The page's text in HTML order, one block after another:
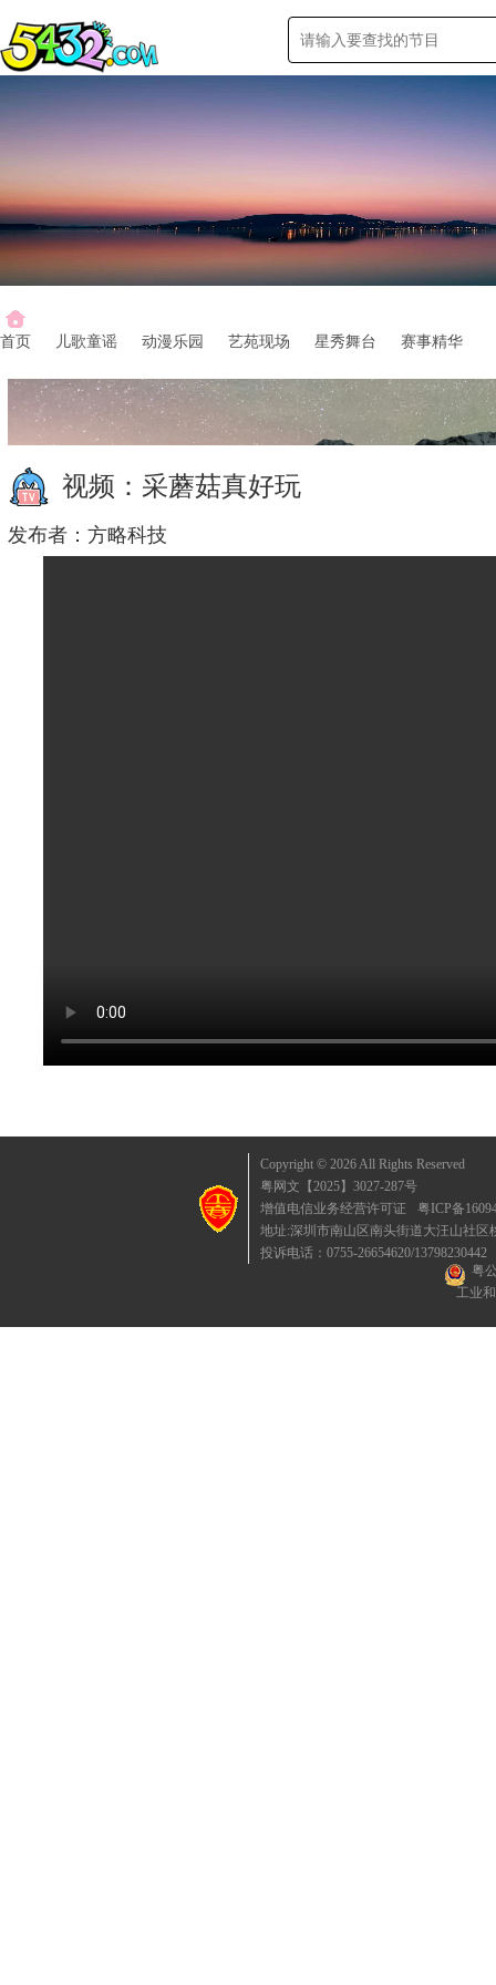
首页 儿歌童谣 动漫乐园 艺苑现场 星秀舞台 赛事精华
视频： 采蘑菇真好玩
发布者： 方略科技
Copyright © 2026 All Rights Reserved
粤网文【2025】3027-287号
增值电信业务经营许可证
粤ICP备
地址:深圳市南山区南头街道大汪山社区
投诉电话：0755-26654620/13798230442
粤
工业